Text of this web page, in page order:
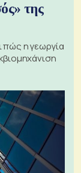
της
πώς η γεωργία